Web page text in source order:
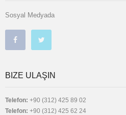
Sosyal Medyada
BIZE ULAŞIN
Telefon: +90 (312) 425 89 02
Telefon: +90 (312) 425 62 24